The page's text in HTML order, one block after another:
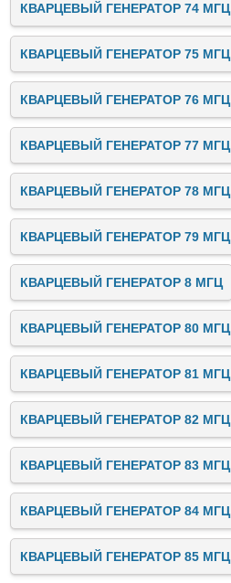
КВАРЦЕВЫЙ ГЕНЕРАТОР 74 МГЦ
КВАРЦЕВЫЙ ГЕНЕРАТОР 75 МГЦ
КВАРЦЕВЫЙ ГЕНЕРАТОР 76 МГЦ
КВАРЦЕВЫЙ ГЕНЕРАТОР 77 МГЦ
КВАРЦЕВЫЙ ГЕНЕРАТОР 78 МГЦ
КВАРЦЕВЫЙ ГЕНЕРАТОР 79 МГЦ
КВАРЦЕВЫЙ ГЕНЕРАТОР 8 МГЦ
КВАРЦЕВЫЙ ГЕНЕРАТОР 80 МГЦ
КВАРЦЕВЫЙ ГЕНЕРАТОР 81 МГЦ
КВАРЦЕВЫЙ ГЕНЕРАТОР 82 МГЦ
КВАРЦЕВЫЙ ГЕНЕРАТОР 83 МГЦ
КВАРЦЕВЫЙ ГЕНЕРАТОР 84 МГЦ
КВАРЦЕВЫЙ ГЕНЕРАТОР 85 МГЦ